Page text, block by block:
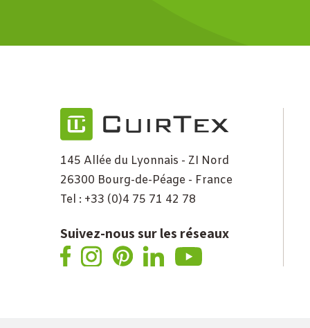
145 Allée du Lyonnais - ZI Nord
26300 Bourg-de-Péage - France
Tel : +33 (0)4 75 71 42 78
Suivez-nous sur les réseaux